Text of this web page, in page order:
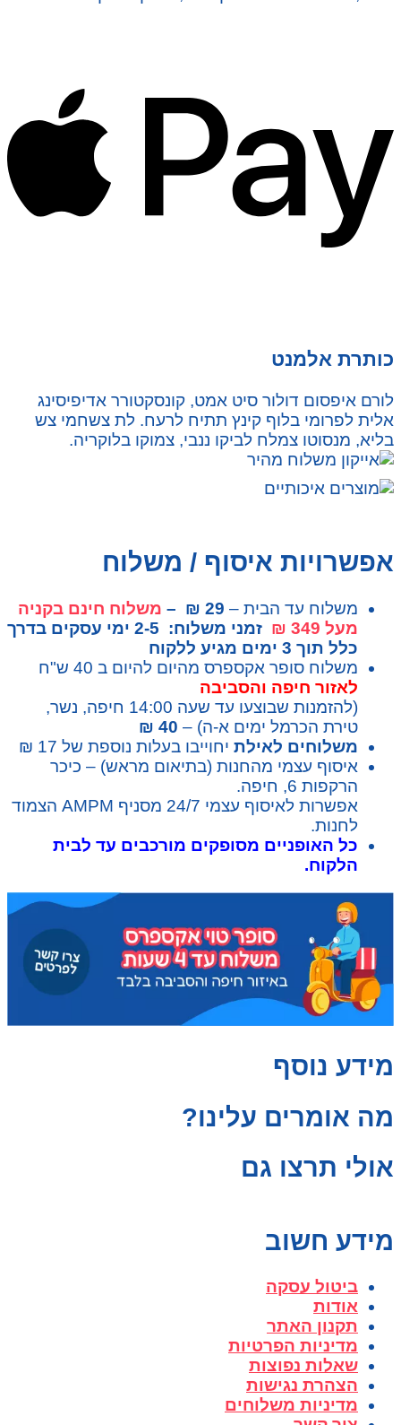
כותרת אלמנט
לורם איפסום דולור סיט אמט, קונסקטורר אדיפיסינג
אלית לפרומי בלוף קינץ תתיח לרעח. לת צשחמי צש
בליא, מנסוטו צמלח לביקו ננבי, צמוקו בלוקריה.
אפשרויות איסוף / משלוח
משלוח עד הבית – 29 ₪ –
משלוח חינם בקניה
מעל 349 ₪
זמני משלוח: 2-5 ימי עסקים בדרך
כלל תוך 3 ימים מגיע ללקוח
משלוח סופר אקספרס מהיום להיום ב 40 ש"ח
לאזור חיפה והסביבה
(להזמנות שבוצעו עד שעה 14:00 חיפה, נשר,
טירת הכרמל ימים א-ה) – 40 ₪
משלוחים לאילתיחוייבו בעלות נוספת של 17 ₪
איסוף עצמי מהחנות (בתיאום מראש) – כיכר
הרקפות 6, חיפה.
אפשרות לאיסוף עצמי 24/7 מסניף AMPM הצמוד
לחנות.
כל האופניים מסופקים מורכבים עד לבית
הלקוח.
מידע נוסף
מה אומרים עלינו?
אולי תרצו גם
מידע חשוב
ביטול עסקה
אודות
תקנון האתר
מדיניות הפרטיות
שאלות נפוצות
הצהרת נגישות
מדיניות משלוחים